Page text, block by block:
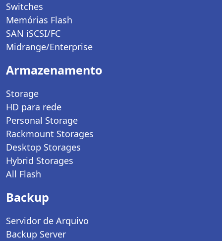
Switches
Memórias Flash
SAN iSCSI/FC
Midrange/Enterprise
Armazenamento
Storage
HD para rede
Personal Storage
Rackmount Storages
Desktop Storages
Hybrid Storages
All Flash
Backup
Servidor de Arquivo
Backup Server